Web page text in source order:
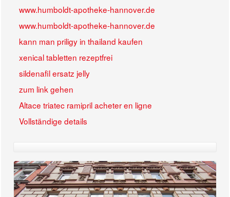
www.humboldt-apotheke-hannover.de
www.humboldt-apotheke-hannover.de
kann man priligy in thailand kaufen
xenical tabletten rezeptfrei
sildenafil ersatz jelly
zum link gehen
Altace triatec ramipril acheter en ligne
Vollständige details